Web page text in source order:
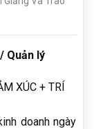
Quản lý
XÚC + TRÍ
doanh ngày